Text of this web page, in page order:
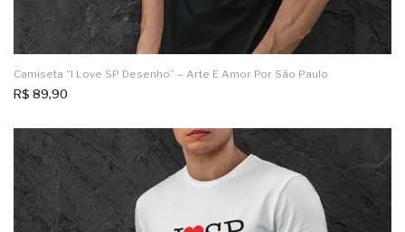
Camiseta “I Love SP Desenho” – Arte E Amor Por São Paulo
R$ 89,90